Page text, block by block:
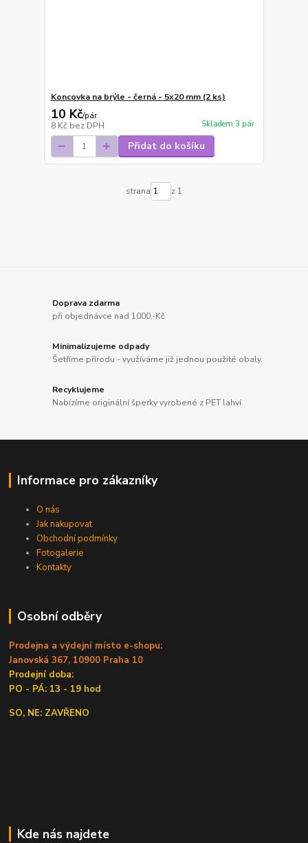
Koncovka na brýle - černá - 5x20 mm (2 ks)
10 Kč/pár
8 Kč bez DPH Skladem 3 pár
Přidat do košíku
strana z 1
Doprava zdarma
při objednávce nad 1000,-Kč
Minimalizujeme odpady
Šetříme přírodu - využíváme již jednou použité obaly.
Recyklujeme
Nabízíme originální šperky vyrobené z PET lahví
Informace pro zákazníky
O nás
Jak nakupovat
Obchodní podmínky
Fotogalerie
Kontakty
Osobní odběry
Prodejna a výdejní místo e-shopu:
Janovská 367, 10900 Praha 10
Prodejní doba:
PO - PÁ: 13 - 19 hod
SO, NE: ZAVŘENO
Kde nás najdete